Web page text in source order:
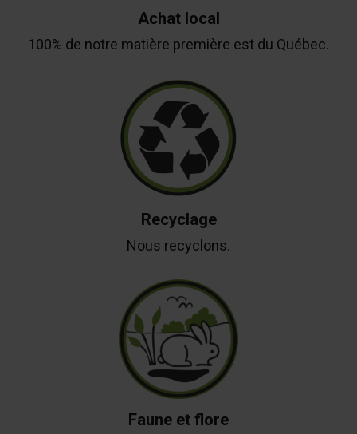
Achat local
100% de notre matière première est du Québec.
Recyclage
Nous recyclons.
Faune et flore